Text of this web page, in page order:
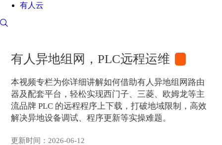
有人云
有人异地组网，PLC远程运维
本视频专栏为你详细讲解如何借助有人异地组网路由
器及配套平台，轻松实现西门子、三菱、欧姆龙等主
流品牌 PLC 的远程程序上下载，打破地域限制，高效
解决异地设备调试、程序更新等实操难题。
更新时间：2026-06-12